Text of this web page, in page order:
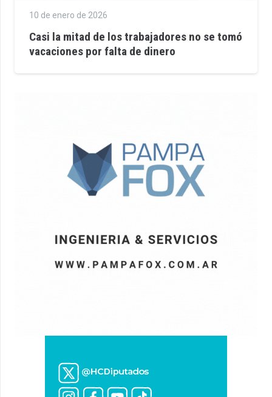
10 de enero de 2026
Casi la mitad de los trabajadores no se tomó
vacaciones por falta de dinero